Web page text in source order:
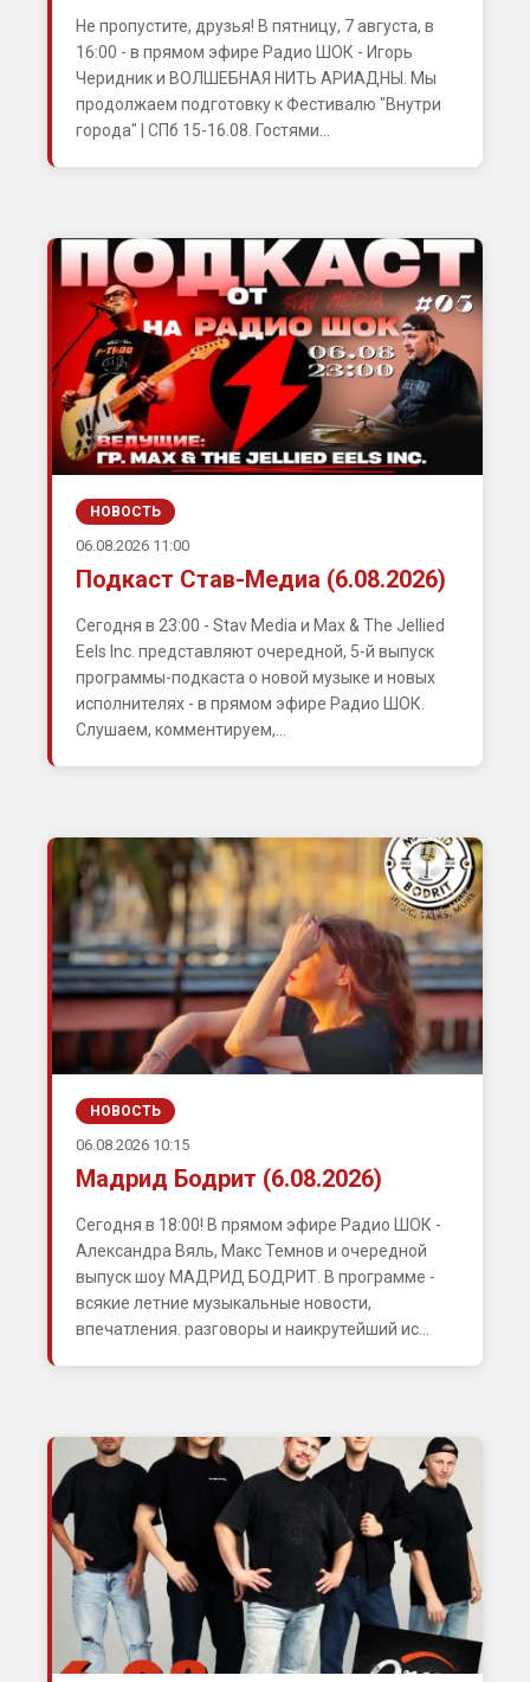
Не пропустите, друзья! В пятницу, 7 августа, в
16:00 - в прямом эфире Радио ШОК - Игорь
Черидник и ВОЛШЕБНАЯ НИТЬ АРИАДНЫ. Мы
продолжаем подготовку к Фестивалю "Внутри
города" | СПб 15-16.08. Гостями...
НОВОСТЬ
06.08.2026 11:00
Подкаст Став-Медиа (6.08.2026)
Сегодня в 23:00 - Stav Media и Max & The Jellied
Eels Inc. представляют очередной, 5-й выпуск
программы-подкаста о новой музыке и новых
исполнителях - в прямом эфире Радио ШОК.
Слушаем, комментируем,...
НОВОСТЬ
06.08.2026 10:15
Мадрид Бодрит (6.08.2026)
Сегодня в 18:00! В прямом эфире Радио ШОК -
Александра Вяль, Макс Темнов и очередной
выпуск шоу МАДРИД БОДРИТ. В программе -
всякие летние музыкальные новости,
впечатления. разговоры и наикрутейший ис...